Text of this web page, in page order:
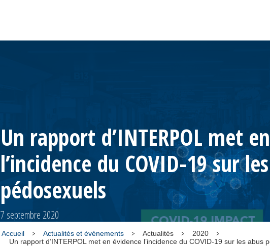
Un rapport d’INTERPOL met
l’incidence du COVID-19 sur
pédosexuels
7 septembre 2020
Accueil Actualités et événements Actualités
2020
Un rapport d’INTERPOL met en évidence l’incidence du COVID-19 sur les abus